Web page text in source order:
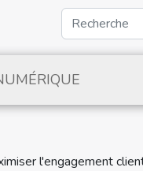
l'engagement